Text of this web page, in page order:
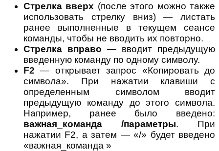
Стрелка вверх (после этого можно также
использовать стрелку вниз) — листать
ранее выполненные в текущем сеансе
команды, чтобы не вводить их повторно.
Стрелка вправо — вводит предыдущую
введенную команду по одному символу.
F2 — открывает запрос «Копировать до
символа». При нажатии клавиши с
определенным символом вводит
предыдущую команду до этого символа.
Например, ранее было введено:
важная_команда /параметры. При
нажатии F2, а затем — «/» будет введено
«важная_команда »